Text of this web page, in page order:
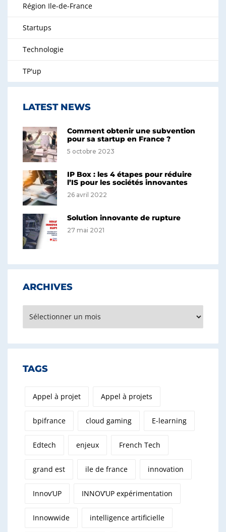
Région Ile-de-France
Startups
Technologie
TP'up
LATEST NEWS
Comment obtenir une subvention
pour sa startup en France ?
5 octobre 2023
IP Box : les 4 étapes pour réduire
l’IS pour les sociétés innovantes
26 avril 2022
Solution innovante de rupture
27 mai 2021
ARCHIVES
TAGS
Appel à projet Appel à projets
bpifrance cloud gaming E-learning
Edtech enjeux French Tech
grand est ile de france innovation
Innov’UP INNOV’UP expérimentation
Innowwide intelligence artificielle